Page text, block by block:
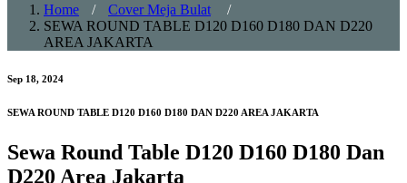
Home / Cover Meja Bulat
/
SEWA ROUND TABLE D120 D160 D180 DAN D220
AREA JAKARTA
Sep 18, 2024
SEWA ROUND TABLE D120 D160 D180 DAN D220 AREA JAKARTA
Sewa Round Table D120 D160 D180 Dan
D220 Area Jakarta